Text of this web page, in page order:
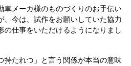
車メーカ様のものづくりのお手伝い
、今は、試作をお願いしていた協力
の仕事をいただけるようになりまし
持たれつ」と言う関係が本当の意味